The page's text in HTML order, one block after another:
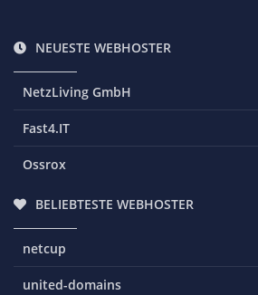
NEUESTE WEBHOSTER
NetzLiving GmbH
Fast4.IT
Ossrox
BELIEBTESTE WEBHOSTER
netcup
united-domains